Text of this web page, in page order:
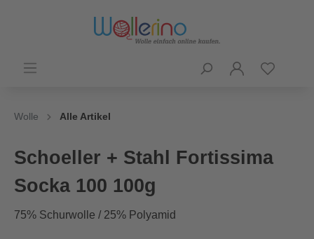
Wolle Alle Artikel
Schoeller + Stahl Fortissima
Socka 100 100g
75% Schurwolle / 25% Polyamid